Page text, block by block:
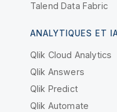
Talend Data Fabric
ANALYTIQUES ET
Qlik Cloud Analytics
Qlik Answers
Qlik Predict
Qlik Automate